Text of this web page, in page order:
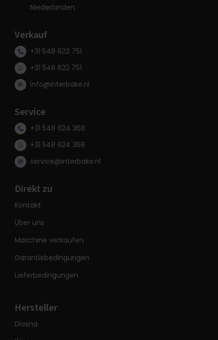
Niederlanden
Verkauf
+31 548 622 751
+31 548 622 751
info@interbake.nl
Service
+31 548 624 368
+31 548 624 368
service@interbake.nl
Direkt zu
Kontakt
Über uns
Maschine verkaufen
Garantiebedingungen
Lieferbedingungen
Hersteller
Diosna